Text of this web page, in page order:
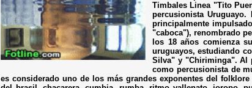
Timbales Linea "Tito
percusionista
principalmente
"caboca"), renombrado
los 18 años comienza
uruguayos, estudiando
Silva" y "Chiriminga". Al
como percusionista de
es considerado uno de los más grandes exponentes del